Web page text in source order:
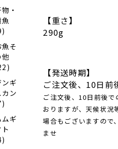
・
そ
ギ
ン
ギ
【重さ】
290g
【発送時期】
ご注文後、10日前
ご注文後、10日前後で
おりますが、天候状況
場合もございますので
ませ